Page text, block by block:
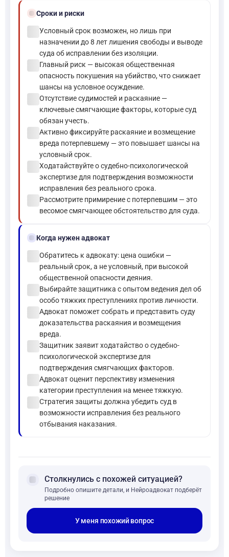
schedule Сроки и риски
Условный срок возможен, но лишь при
назначении до 8 лет лишения свободы и выводе
суда об исправлении без изоляции.
Главный риск — высокая общественная
опасность покушения на убийство, что снижает
шансы на условное осуждение.
Отсутствие судимостей и раскаяние —
ключевые смягчающие факторы, которые суд
обязан учесть.
Активно фиксируйте раскаяние и возмещение
вреда потерпевшему — это повышает шансы на
условный срок.
Ходатайствуйте о судебно-психологической
экспертизе для подтверждения возможности
исправления без реального срока.
Рассмотрите примирение с потерпевшим — это
весомое смягчающее обстоятельство для суда.
gavelКогда нужен адвокат
Обратитесь к адвокату: цена ошибки —
реальный срок, а не условный, при высокой
общественной опасности деяния.
Выбирайте защитника с опытом ведения дел об
особо тяжких преступлениях против личности.
Адвокат поможет собрать и представить суду
доказательства раскаяния и возмещения
вреда.
Защитник заявит ходатайство о судебно-
психологической экспертизе для
подтверждения смягчающих факторов.
Адвокат оценит перспективу изменения
категории преступления на менее тяжкую.
Стратегия защиты должна убедить суд в
возможности исправления без реального
отбывания наказания.
forum Столкнулись с похожей ситуацией?
Подробно опишите детали, и Нейроадвокат подберёт
решение
У меня похожий вопрос